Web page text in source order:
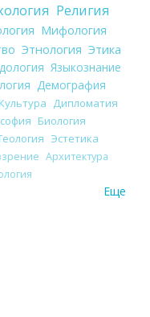
Религия
Мифология
Этнология Этика
Языкознание
Демография
Культура
Дипломатия
Биология
Эстетика
Архитектура
Еще